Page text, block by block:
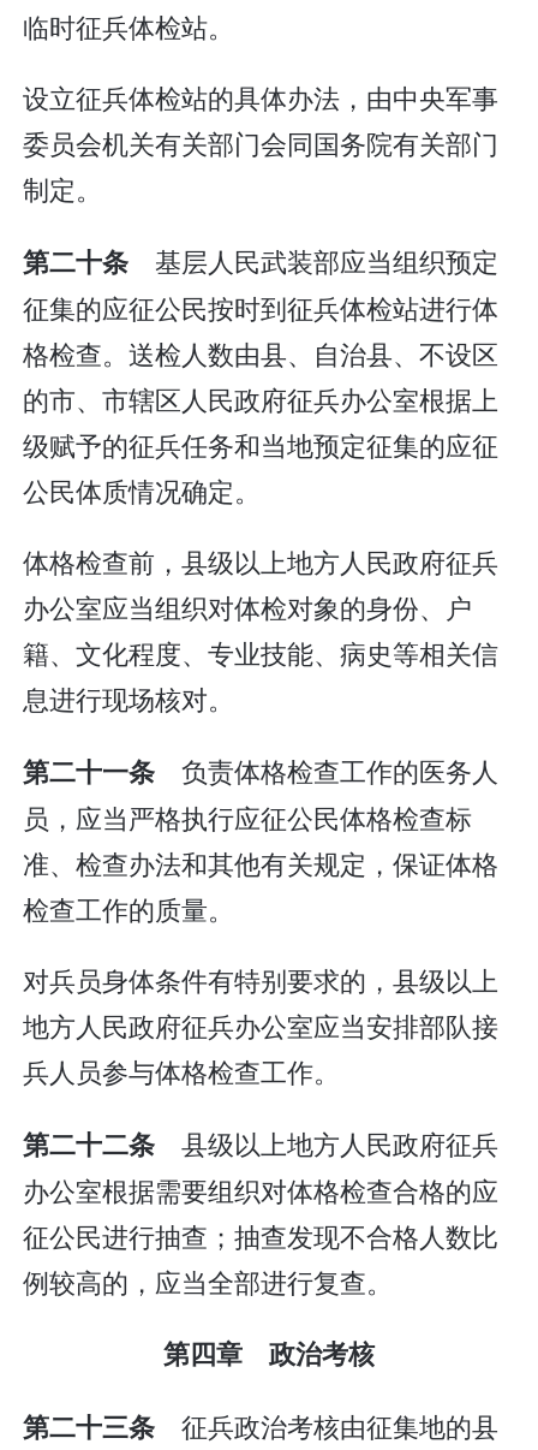
临时征兵体检站。
设立征兵体检站的具体办法，由中央军事
委员会机关有关部门会同国务院有关部门
制定。
第二十条 基层人民武装部应当组织预定
征集的应征公民按时到征兵体检站进行体
格检查。送检人数由县、自治县、不设区
的市、市辖区人民政府征兵办公室根据上
级赋予的征兵任务和当地预定征集的应征
公民体质情况确定。
体格检查前，县级以上地方人民政府征兵
办公室应当组织对体检对象的身份、户
籍、文化程度、专业技能、病史等相关信
息进行现场核对。
第二十一条 负责体格检查工作的医务人
员，应当严格执行应征公民体格检查标
准、检查办法和其他有关规定，保证体格
检查工作的质量。
对兵员身体条件有特别要求的，县级以上
地方人民政府征兵办公室应当安排部队接
兵人员参与体格检查工作。
第二十二条 县级以上地方人民政府征兵
办公室根据需要组织对体格检查合格的应
征公民进行抽查；抽查发现不合格人数比
例较高的，应当全部进行复查。
第四章 政治考核
第二十三条 征兵政治考核由征集地的县